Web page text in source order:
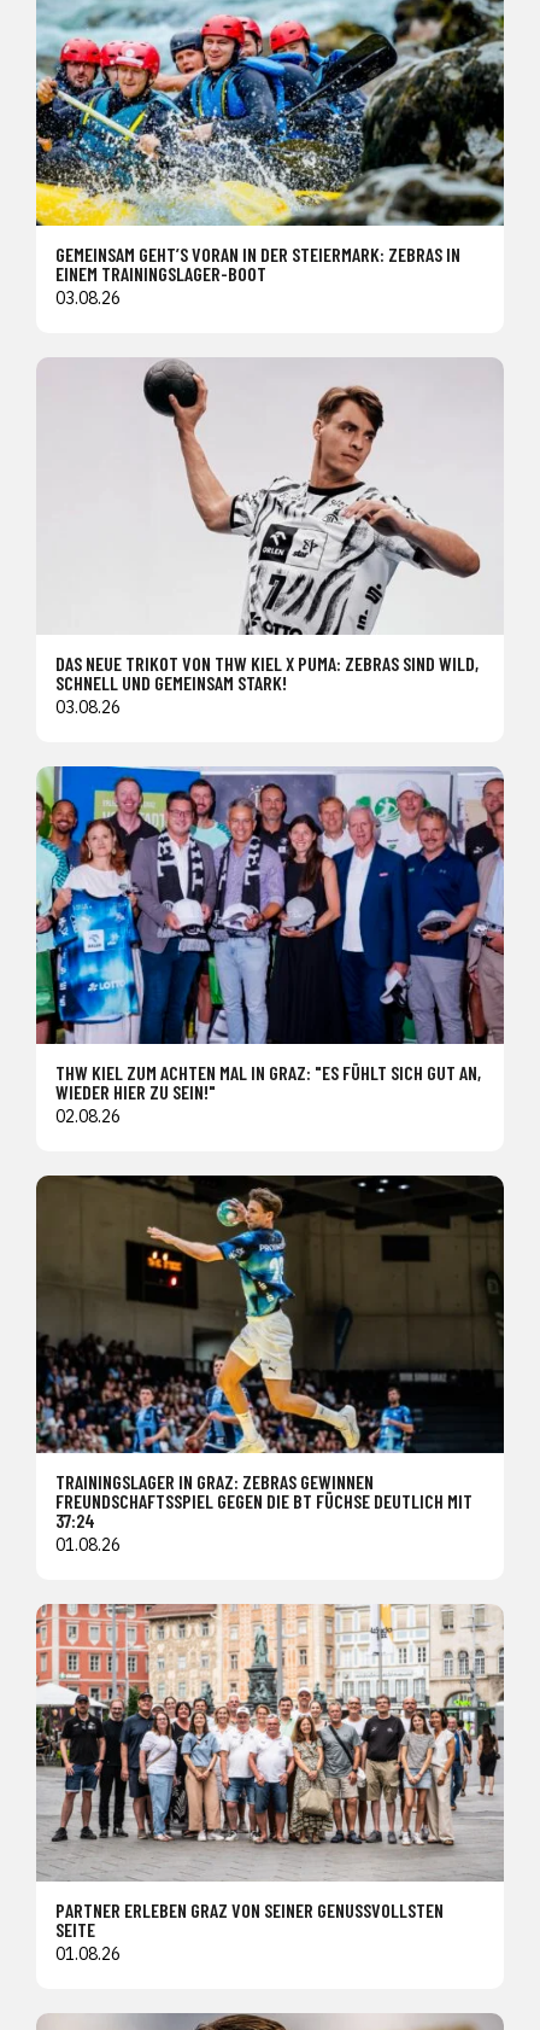
GEMEINSAM GEHT’S VORAN IN DER STEIERMARK: ZEBRAS IN
EINEM TRAININGSLAGER-BOOT
03.08.26
DAS NEUE TRIKOT VON THW KIEL X PUMA: ZEBRAS SIND WILD,
SCHNELL UND GEMEINSAM STARK!
03.08.26
THW KIEL ZUM ACHTEN MAL IN GRAZ: "ES FÜHLT SICH GUT AN,
WIEDER HIER ZU SEIN!"
02.08.26
TRAININGSLAGER IN GRAZ: ZEBRAS GEWINNEN
FREUNDSCHAFTSSPIEL GEGEN DIE BT FÜCHSE DEUTLICH MIT
37:24
01.08.26
PARTNER ERLEBEN GRAZ VON SEINER GENUSSVOLLSTEN
SEITE
01.08.26